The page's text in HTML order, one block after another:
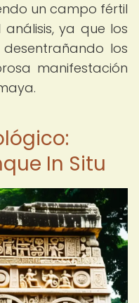
un campo fértil
ya que los
los
manifestación
In Situ